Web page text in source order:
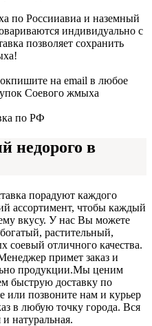
по Россииавиа и наземный
индивидуально с
позволяет сохранить
пишите на email в любое
Соевого жмыха
недорого в
порадуют каждого
ассортимент, чтобы каждый
вкусу. У нас Вы можете
растительный,
соевый отличного качества.
примет заказ и
продукции.Мы ценим
быструю доставку по
или позвоните нам и курьер
в любую точку города. Вся
натуральная.